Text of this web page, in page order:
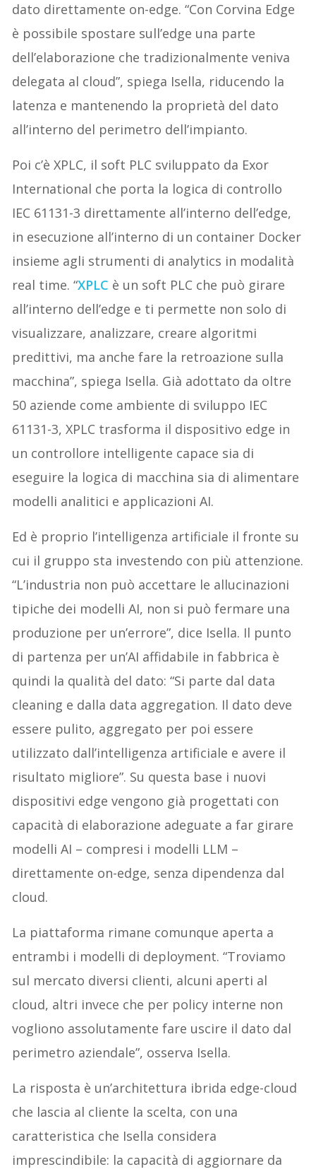
dato direttamente on-edge. “Con Corvina Edge
è possibile spostare sull’edge una parte
dell’elaborazione che tradizionalmente veniva
delegata al cloud”, spiega Isella, riducendo la
latenza e mantenendo la proprietà del dato
all’interno del perimetro dell’impianto.
Poi c’è XPLC, il soft PLC sviluppato da Exor
International che porta la logica di controllo
IEC 61131-3 direttamente all’interno dell’edge,
in esecuzione all’interno di un container Docker
insieme agli strumenti di analytics in modalità
real time. “XPLC è un soft PLC che può girare
all’interno dell’edge e ti permette non solo di
visualizzare, analizzare, creare algoritmi
predittivi, ma anche fare la retroazione sulla
macchina”, spiega Isella. Già adottato da oltre
50 aziende come ambiente di sviluppo IEC
61131-3, XPLC trasforma il dispositivo edge in
un controllore intelligente capace sia di
eseguire la logica di macchina sia di alimentare
modelli analitici e applicazioni AI.
Ed è proprio l’intelligenza artificiale il fronte su
cui il gruppo sta investendo con più attenzione.
“L’industria non può accettare le allucinazioni
tipiche dei modelli AI, non si può fermare una
produzione per un’errore”, dice Isella. Il punto
di partenza per un’AI affidabile in fabbrica è
quindi la qualità del dato: “Si parte dal data
cleaning e dalla data aggregation. Il dato deve
essere pulito, aggregato per poi essere
utilizzato dall’intelligenza artificiale e avere il
risultato migliore”. Su questa base i nuovi
dispositivi edge vengono già progettati con
capacità di elaborazione adeguate a far girare
modelli AI – compresi i modelli LLM –
direttamente on-edge, senza dipendenza dal
cloud.
La piattaforma rimane comunque aperta a
entrambi i modelli di deployment. “Troviamo
sul mercato diversi clienti, alcuni aperti al
cloud, altri invece che per policy interne non
vogliono assolutamente fare uscire il dato dal
perimetro aziendale”, osserva Isella.
La risposta è un’architettura ibrida edge-cloud
che lascia al cliente la scelta, con una
caratteristica che Isella considera
imprescindibile: la capacità di aggiornare da